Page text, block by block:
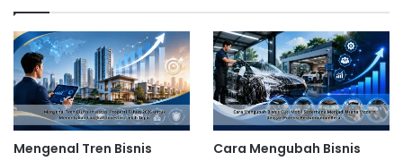
Mengenal Tren Bisnis
Cara Mengubah Bisnis